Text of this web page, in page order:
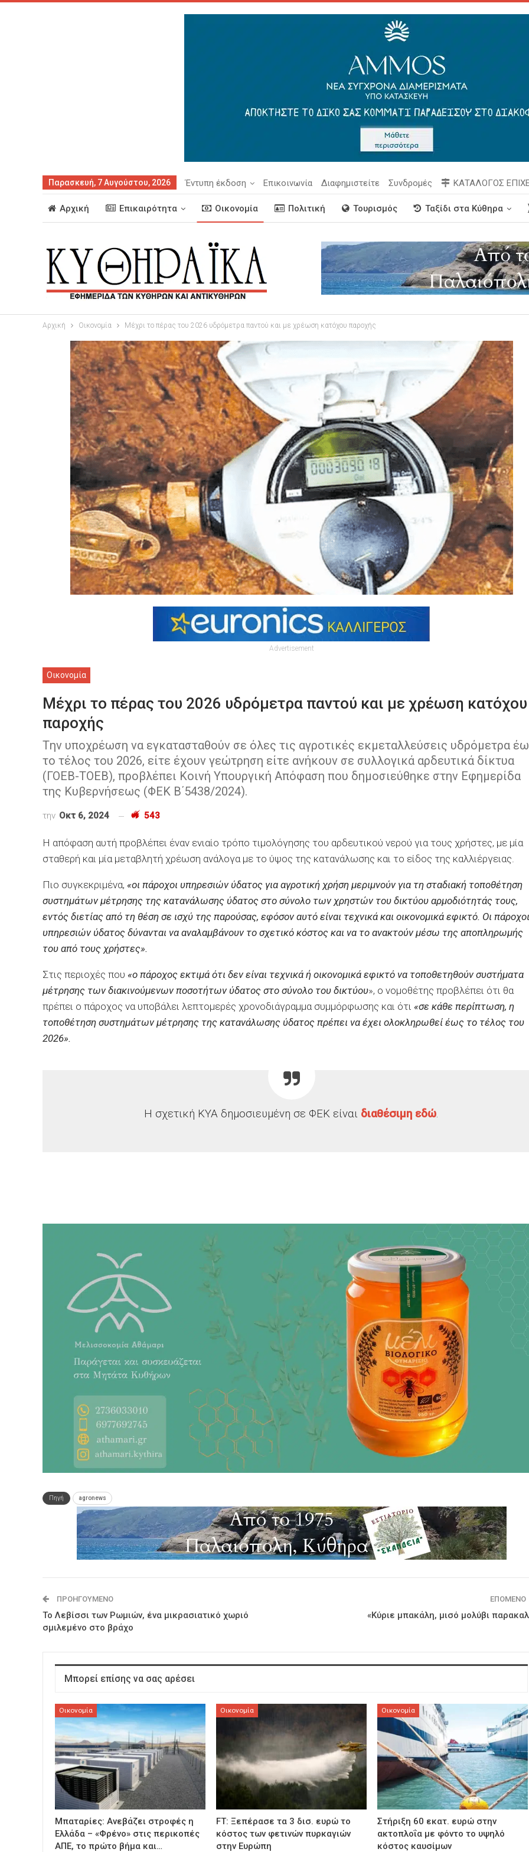
Παρασκευή, 7 Αυγούστου, 2026 Έντυπη έκδοση Επικοινωνία Διαφημιστείτε Συνδρομές ΚΑΤΑΛΟΓΟΣ
Αρχική Επικαιρότητα Οικονομία Πολιτική Τουρισμός Ταξίδι στα Κύθηρα
Αρχική Οικονομία Μέχρι το πέρας του 2026 υδρόμετρα παντού και με χρέωση κατόχου παροχής
Advertisement
Οικονομία
Μέχρι το πέρας του 2026 υδρόμετρα παντού και με χρέωση κατόχου
παροχής
Tην υποχρέωση να εγκατασταθούν σε όλες τις αγροτικές εκμεταλλεύσεις υδρόμετρα
το τέλος του 2026, είτε έχουν γεώτρηση είτε ανήκουν σε συλλογικά αρδευτικά δίκτυα
(ΓΟΕΒ-ΤΟΕΒ), προβλέπει Κοινή Υπουργική Απόφαση που δημοσιεύθηκε στην Εφημερίδα
της Κυβερνήσεως (ΦΕΚ Β΄5438/2024).
την Οκτ 6, 2024 543
H απόφαση αυτή προβλέπει έναν ενιαίο τρόπο τιμολόγησης του αρδευτικού νερού για τους χρήστες, με μία
σταθερή και μία μεταβλητή χρέωση ανάλογα με το ύψος της κατανάλωσης και το είδος της καλλιέργειας.
Πιο συγκεκριμένα, «οι πάροχοι υπηρεσιών ύδατος για αγροτική χρήση μεριμνούν για τη σταδιακή τοποθέτηση
συστημάτων μέτρησης της κατανάλωσης ύδατος στο σύνολο των χρηστών του δικτύου αρμοδιότητάς τους,
εντός διετίας από τη θέση σε ισχύ της παρούσας, εφόσον αυτό είναι τεχνικά και οικονομικά εφικτό. Οι πάροχοι
υπηρεσιών ύδατος δύνανται να αναλαμβάνουν το σχετικό κόστος και να το ανακτούν μέσω της αποπληρωμής
του από τους χρήστες».
Στις περιοχές που «ο πάροχος εκτιμά ότι δεν είναι τεχνικά ή οικονομικά εφικτό να τοποθετηθούν συστήματα
μέτρησης των διακινούμενων ποσοτήτων ύδατος στο σύνολο του δικτύου», ο νομοθέτης προβλέπει ότι θα
πρέπει ο πάροχος να υποβάλει λεπτομερές χρονοδιάγραμμα συμμόρφωσης και ότι «σε κάθε περίπτωση, η
τοποθέτηση συστημάτων μέτρησης της κατανάλωσης ύδατος πρέπει να έχει ολοκληρωθεί έως το τέλος του
2026».
Η σχετική ΚΥΑ δημοσιευμένη σε ΦΕΚ είναι διαθέσιμη εδώ.
Πηγή agronews
ΠΡΟΗΓΟΎΜΕΝΟ
Το Λεβίσσι των Ρωμιών, ένα μικρασιατικό χωριό
σμιλεμένο στο βράχο
ΕΠΌΜΕΝΟ
«Κύριε μπακάλη, μισό μολύβι
Μπορεί επίσης να σας αρέσει
Οικονομία
Μπαταρίες: Ανεβάζει στροφές η
Ελλάδα – «Φρένο» στις περικοπές
ΑΠΕ, το πρώτο βήμα και…
Οικονομία
FT: Ξεπέρασε τα 3 δισ. ευρώ το
κόστος των φετινών πυρκαγιών
στην Ευρώπη
Οικονομία
Στήριξη 60 εκατ. ευρώ στην
ακτοπλοΐα με φόντο το υψηλό
κόστος καυσίμων